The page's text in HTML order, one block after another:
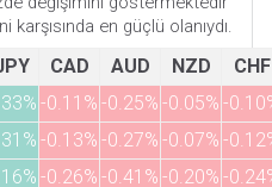
karşısında en güçlü olanıydı.
CAD AUD NZD
CHF
-0.11% -0.25% -0.05% -
-0.13% -0.27% -0.07% -
-0.26% -0.41% -0.20% -